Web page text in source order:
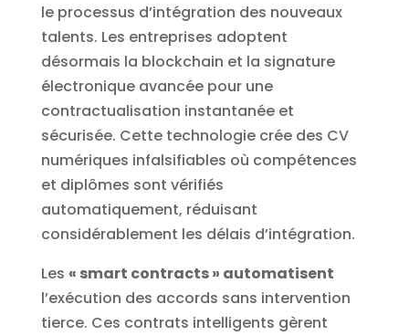
le processus d’intégration des nouveaux
talents. Les entreprises adoptent
désormais la blockchain et la signature
électronique avancée pour une
contractualisation instantanée et
sécurisée. Cette technologie crée des CV
numériques infalsifiables où compétences
et diplômes sont vérifiés
automatiquement, réduisant
considérablement les délais d’intégration.
Les « smart contracts » automatisent
l’exécution des accords sans intervention
tierce. Ces contrats intelligents gèrent